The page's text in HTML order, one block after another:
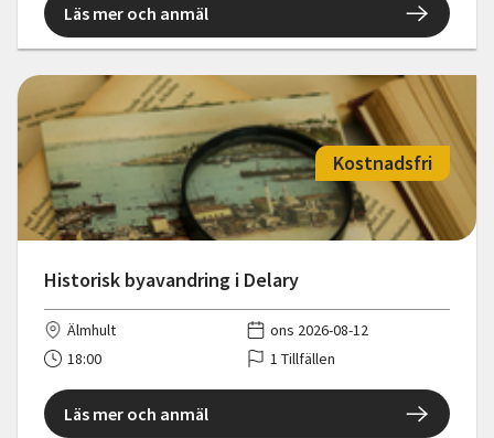
Läs mer och anmäl
Historisk byavandring i Delary
Kostnadsfri
Älmhult
ons 2026-08-12
18:00
1 Tillfällen
Läs mer och anmäl